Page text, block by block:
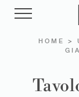
HOME >